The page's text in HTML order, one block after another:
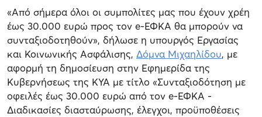
«Από σήμερα όλοι οι συμπολίτες μας που έχουν χρέη
έως 30.000 ευρώ προς τον e-ΕΦΚΑ θα μπορούν να
συνταξιοδοτηθούν», δήλωσε η υπουργός Εργασίας
και Κοινωνικής Ασφάλισης, Δόμνα Μιχαηλίδου, με
αφορμή τη δημοσίευση στην Εφημερίδα της
Κυβερνήσεως της ΚΥΑ με τίτλο «Συνταξιοδότηση με
οφειλές έως 30.000 ευρώ από τον e-ΕΦΚΑ -
Διαδικασίες διασταύρωσης, έλεγχοι, προϋποθέσεις